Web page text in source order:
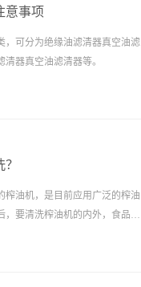
意事项
，可分为绝缘油滤清器真空油滤
器真空油滤清器等。
榨油机，是目前应用广泛的榨油
，要清洗榨油机的内外，食品加